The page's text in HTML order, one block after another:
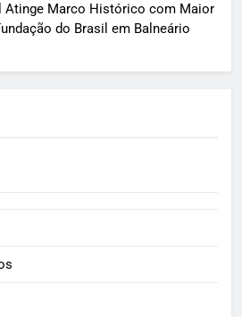
Atinge Marco Histórico com Maior
do Brasil em Balneário